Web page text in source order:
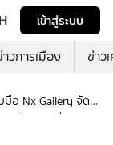
เข้าสู่ระบบ
าวการเมือง ข่าว
อ Nx Gallery จัด
ลค่ารวมกว่า 100